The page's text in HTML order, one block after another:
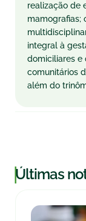
realização de
mamografias;
integral à
domiciliares e
comunitários
além do
|Últimas